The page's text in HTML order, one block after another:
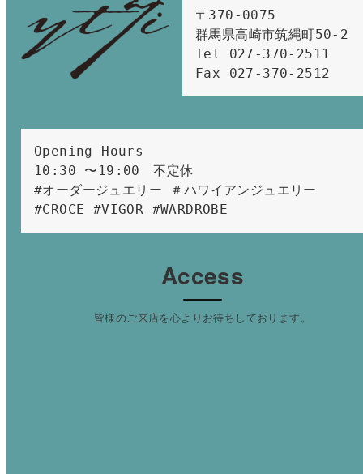
〒370-0075
群馬県高崎市筑縄町50-2
Tel 027-370-2511
Fax 027-370-2512
Opening Hours
10:30 〜19:00　不定休
#オーダージュエリー ＃ハワイアンジュエリー
#CROCE #VIGOR #WARDROBE
Access
皆様のご来店を心よりお待ちしております。